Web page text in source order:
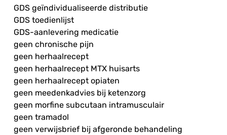
GDS geïndividualiseerde distributie
GDS toedienlijst
GDS-aanlevering medicatie
geen chronische pijn
geen herhaalrecept
geen herhaalrecept MTX huisarts
geen herhaalrecept opiaten
geen meedenkadvies bij ketenzorg
geen morfine subcutaan intramusculair
geen tramadol
geen verwijsbrief bij afgeronde behandeling